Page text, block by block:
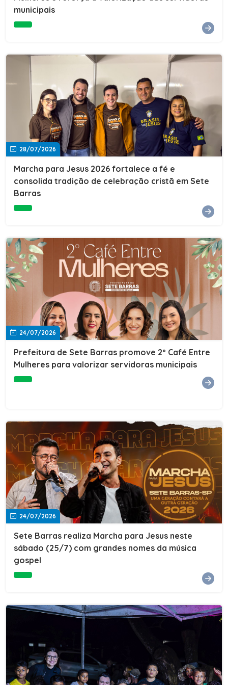
Cultura, Esporte e Lazer, Paulo Thomas, prestigiou os
compromisso da nossa gestão com a inclusão,
oferecendo a jovens e adultos a oportunidade de
concluir seus estudos e construir um futuro melhor.
Cada certificado entregue simboliza esforço,
determinação e a certeza de que investir em educação
é investir no desenvolvimento de Sete Barras."A
Prefeitura de Sete Barras também agradeceu ao SESI,
parceiro fundamental na retomada e ampliação da
Educação de Jovens e Adultos, aos professores, à
equipe da Secretaria Municipal de Educação e a todos
os profissionais que contribuíram para que esse
importante projeto voltasse a transformar a vida de
municipais
28/07/2026
Marcha para Jesus 2026 fortalece a fé e
consolida tradição de celebração cristã em Sete
Barras
24/07/2026
Prefeitura de Sete Barras promove 2º Café Entre
Mulheres para valorizar servidoras municipais
24/07/2026
Sete Barras realiza Marcha para Jesus neste
sábado (25/7) com grandes nomes da música
gospel